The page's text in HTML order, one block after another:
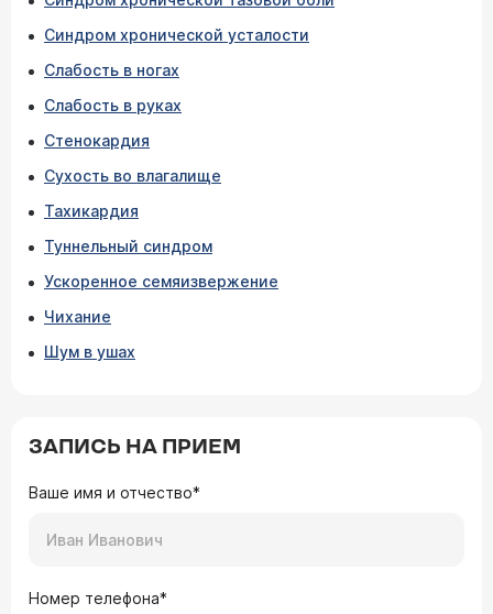
Синдром хронической усталости
Слабость в ногах
Слабость в руках
Стенокардия
Сухость во влагалище
Тахикардия
Туннельный синдром
Ускоренное семяизвержение
Чихание
Шум в ушах
ЗАПИСЬ НА ПРИЕМ
Ваше имя и отчество*
Номер телефона*